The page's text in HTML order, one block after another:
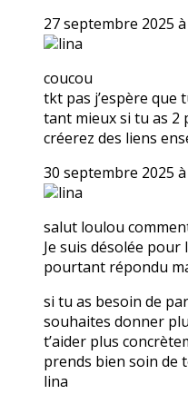
27 septembre 2025
lina
coucou
tkt pas j’espère que
tant mieux si tu as 2
créerez des liens
30 septembre 2025
lina
salut loulou
Je suis désolée pour
pourtant répondu
si tu as besoin de
souhaites donner
t’aider plus
prends bien soin de
lina